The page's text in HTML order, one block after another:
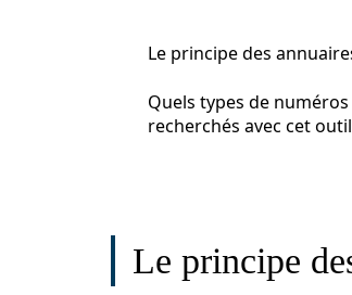
Le principe des
Quels types de
recherchés avec cet
Le principe